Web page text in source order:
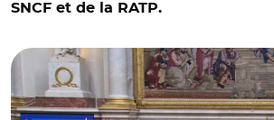
SNCF et de la RATP.